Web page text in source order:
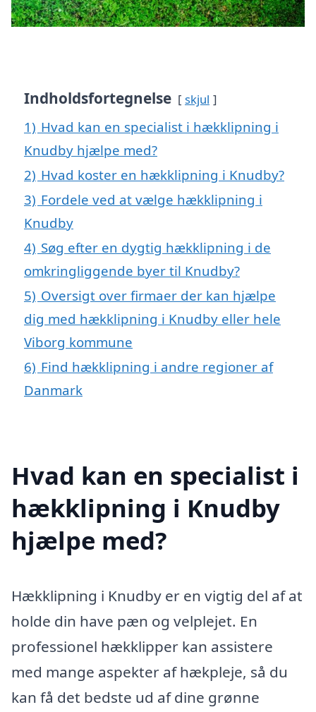
Indholdsfortegnelse skjul
1) Hvad kan en specialist i hækklipning i
Knudby hjælpe med?
2) Hvad koster en hækklipning i Knudby?
3) Fordele ved at vælge hækklipning i
Knudby
4) Søg efter en dygtig hækklipning i de
omkringliggende byer til Knudby?
5) Oversigt over firmaer der kan hjælpe
dig med hækklipning i Knudby eller hele
Viborg kommune
6) Find hækklipning i andre regioner af
Danmark
Hvad kan en specialist i
hækklipning i Knudby
hjælpe med?
Hækklipning i Knudby er en vigtig del af at
holde din have pæn og velplejet. En
professionel hækklipper kan assistere
med mange aspekter af hækpleje, så du
kan få det bedste ud af dine grønne